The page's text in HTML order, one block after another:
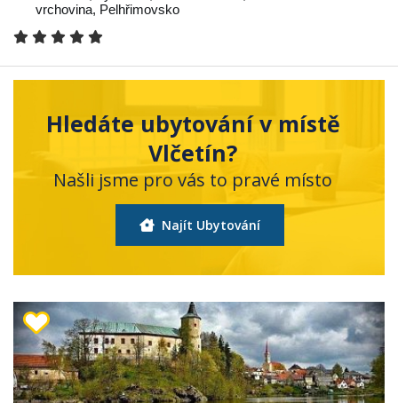
vrchovina, Pelhřimovsko
Hledáte ubytování v místě
Vlčetín?
Našli jsme pro vás to pravé místo
Najít Ubytování